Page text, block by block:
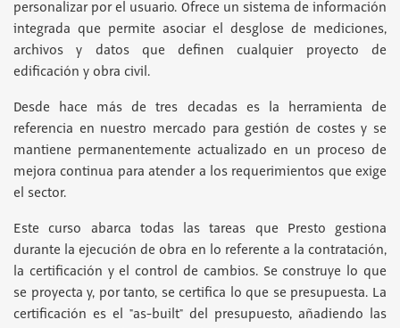
personalizar por el usuario. Ofrece un sistema de información
integrada que permite asociar el desglose de mediciones,
archivos y datos que definen cualquier proyecto de
edificación y obra civil.
Desde hace más de tres decadas es la herramienta de
referencia en nuestro mercado para gestión de costes y se
mantiene permanentemente actualizado en un proceso de
mejora continua para atender a los requerimientos que exige
el sector.
Este curso abarca todas las tareas que Presto gestiona
durante la ejecución de obra en lo referente a la contratación,
la certificación y el control de cambios. Se construye lo que
se proyecta y, por tanto, se certifica lo que se presupuesta. La
certificación es el "as-built" del presupuesto, añadiendo las